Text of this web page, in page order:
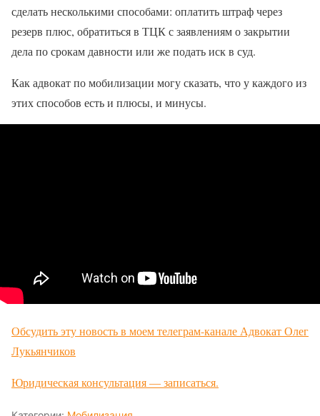
сделать несколькими способами: оплатить штраф через
резерв плюс, обратиться в ТЦК с заявлениям о закрытии
дела по срокам давности или же подать иск в суд.
Как адвокат по мобилизации могу сказать, что у каждого из
этих способов есть и плюсы, и минусы.
Обсудить эту новость в моем телеграм-канале Адвокат Олег
Лукьянчиков
Юридическая консультация — записаться.